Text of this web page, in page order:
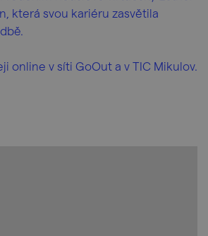
která svou kariéru zasvětila
online v síti GoOut a v TIC Mikulov.